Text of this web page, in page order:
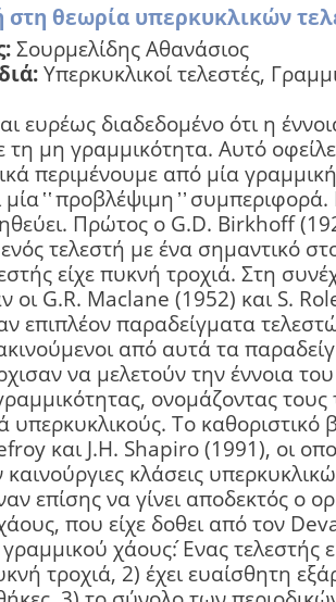
στη θεωρία υπερκυκλικών
Σουρμελίδης Αθανάσιος
Υπερκυκλικοί τελεστές,
ευρέως διαδεδομένο ότι η
τη μη γραμμικότητα. Αυτό
περιμένουμε από μία
μία ̔ ̔ προβλέψιμη ̓ ̓ συμπεριφορά.
Πρώτος ο G.D. Birkhoff
τελεστή με ένα σημαντικό
είχε πυκνή τροχιά. Στη
οι G.R. Maclane (1952) και S.
επιπλέον παραδείγματα
από αυτά τα
να μελετούν την έννοια
ονομάζοντας τους
υπερκυκλικούς. Το καθοριστικό
και J.H. Shapiro (1991), οι
κλάσεις
επίσης να γίνει αποδεκτός ο
που είχε δοθει από τον
χάους: ́Ενας τελεστής
τροχιά, 2) έχει ευαίσθητη